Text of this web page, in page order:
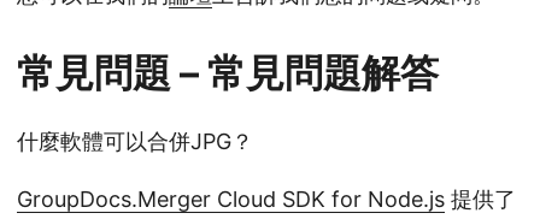
常見問題 – 常見問題解答
什麼軟體可以合併JPG？
GroupDocs.Merger Cloud SDK for Node.js 提供了